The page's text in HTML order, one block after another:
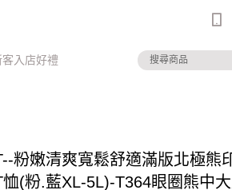
客入店好禮
粉嫩清爽寬鬆舒適滿版北極熊
(粉.藍XL-5L)-T364眼圈熊中